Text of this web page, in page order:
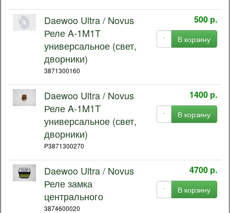
Daewoo Ultra / Novus
Реле A-1M1T
универсальное (свет,
дворники)
3871300160
500 р.
В корзину
Daewoo Ultra / Novus
Реле A-1M1T
универсальное (свет,
дворники)
P3871300270
1400 р.
В корзину
Daewoo Ultra / Novus
Реле замка
центрального
3874600020
4700 р.
В корзину